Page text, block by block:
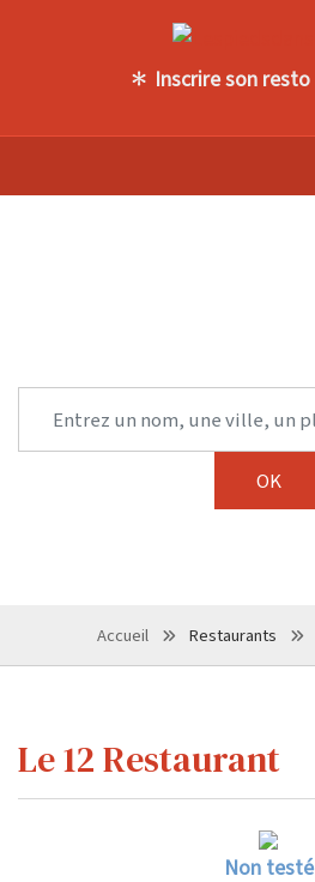
Inscrire son resto
Accueil Restaurants
Le 12 Restaurant
Non testé